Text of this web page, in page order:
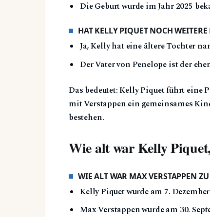
Die Geburt wurde im Jahr 2025
HAT KELLY PIQUET NOCH
Ja, Kelly hat eine ältere Tochter
Der Vater von Penelope ist der
Das bedeutet: Kelly Piquet führt
mit Verstappen ein gemeinsames
bestehen.
Wie alt war Kelly
WIE ALT WAR MAX VERSTAPPEN
Kelly Piquet wurde am 7.
Max Verstappen wurde am 30.